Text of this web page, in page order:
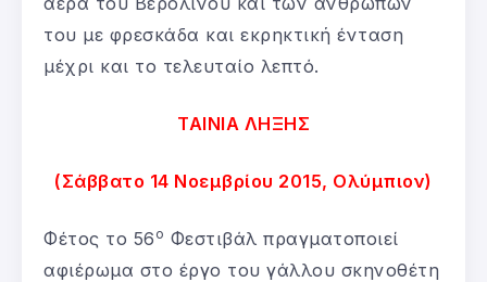
του με φρεσκάδα και εκρηκτική ένταση
μέχρι και το τελευταίο λεπτό.
ΤΑΙΝΙΑ ΛΗΞΗΣ
(Σάββατο 14 Νοεμβρίου 2015, Ολύμπιον)
Φέτος το 56 ο Φεστιβάλ πραγματοποιεί
αφιέρωμα στο έργο του γάλλου σκηνοθέτη